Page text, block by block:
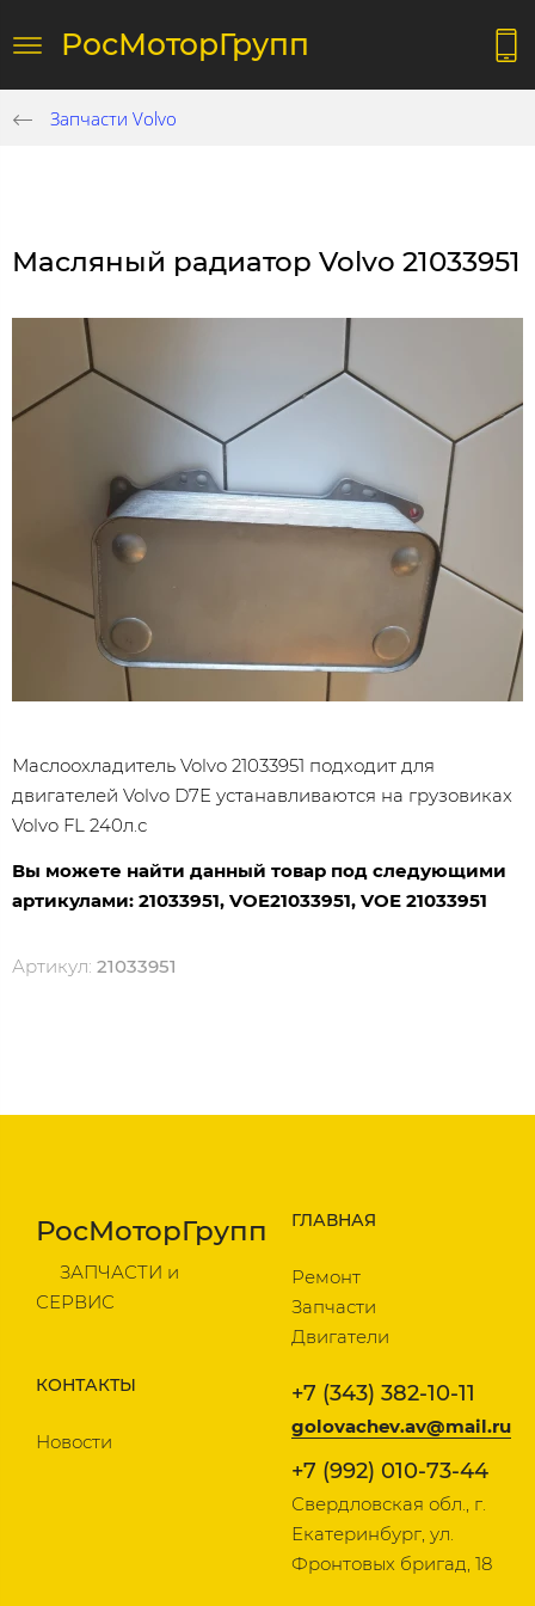
РосМоторГрупп
Запчасти Volvo
Масляный радиатор Volvo 21033951
Маслоохладитель Volvo 21033951 подходит для
двигателей Volvo D7E устанавливаются на грузовиках
Volvo FL 240л.с
Вы можете найти данный товар под следующими
артикулами: 21033951, VOE21033951, VOE 21033951
Артикул: 21033951
РосМоторГрупп
ЗАПЧАСТИ и
СЕРВИС
ГЛАВНАЯ
Ремонт
Запчасти
Двигатели
КОНТАКТЫ
Новости
+7 (343) 382-10-11
golovachev.av@mail.ru
+7 (992) 010-73-44
Свердловская обл., г.
Екатеринбург, ул.
Фронтовых бригад, 18